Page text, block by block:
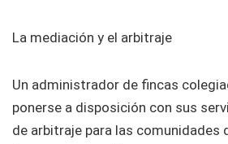
La mediación y el arbitraje
Un administrador de fincas
ponerse a disposición con sus
de arbitraje para las comunidades